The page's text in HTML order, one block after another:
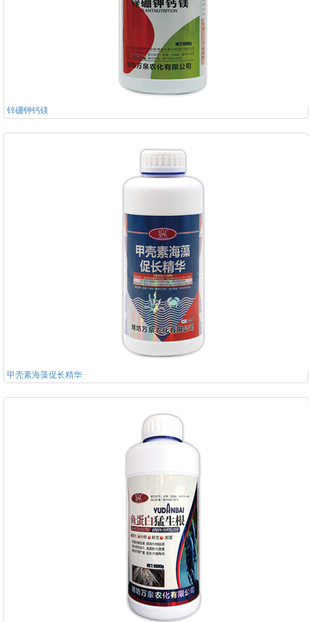
锌硼钾钙镁
甲壳素海藻促长精华